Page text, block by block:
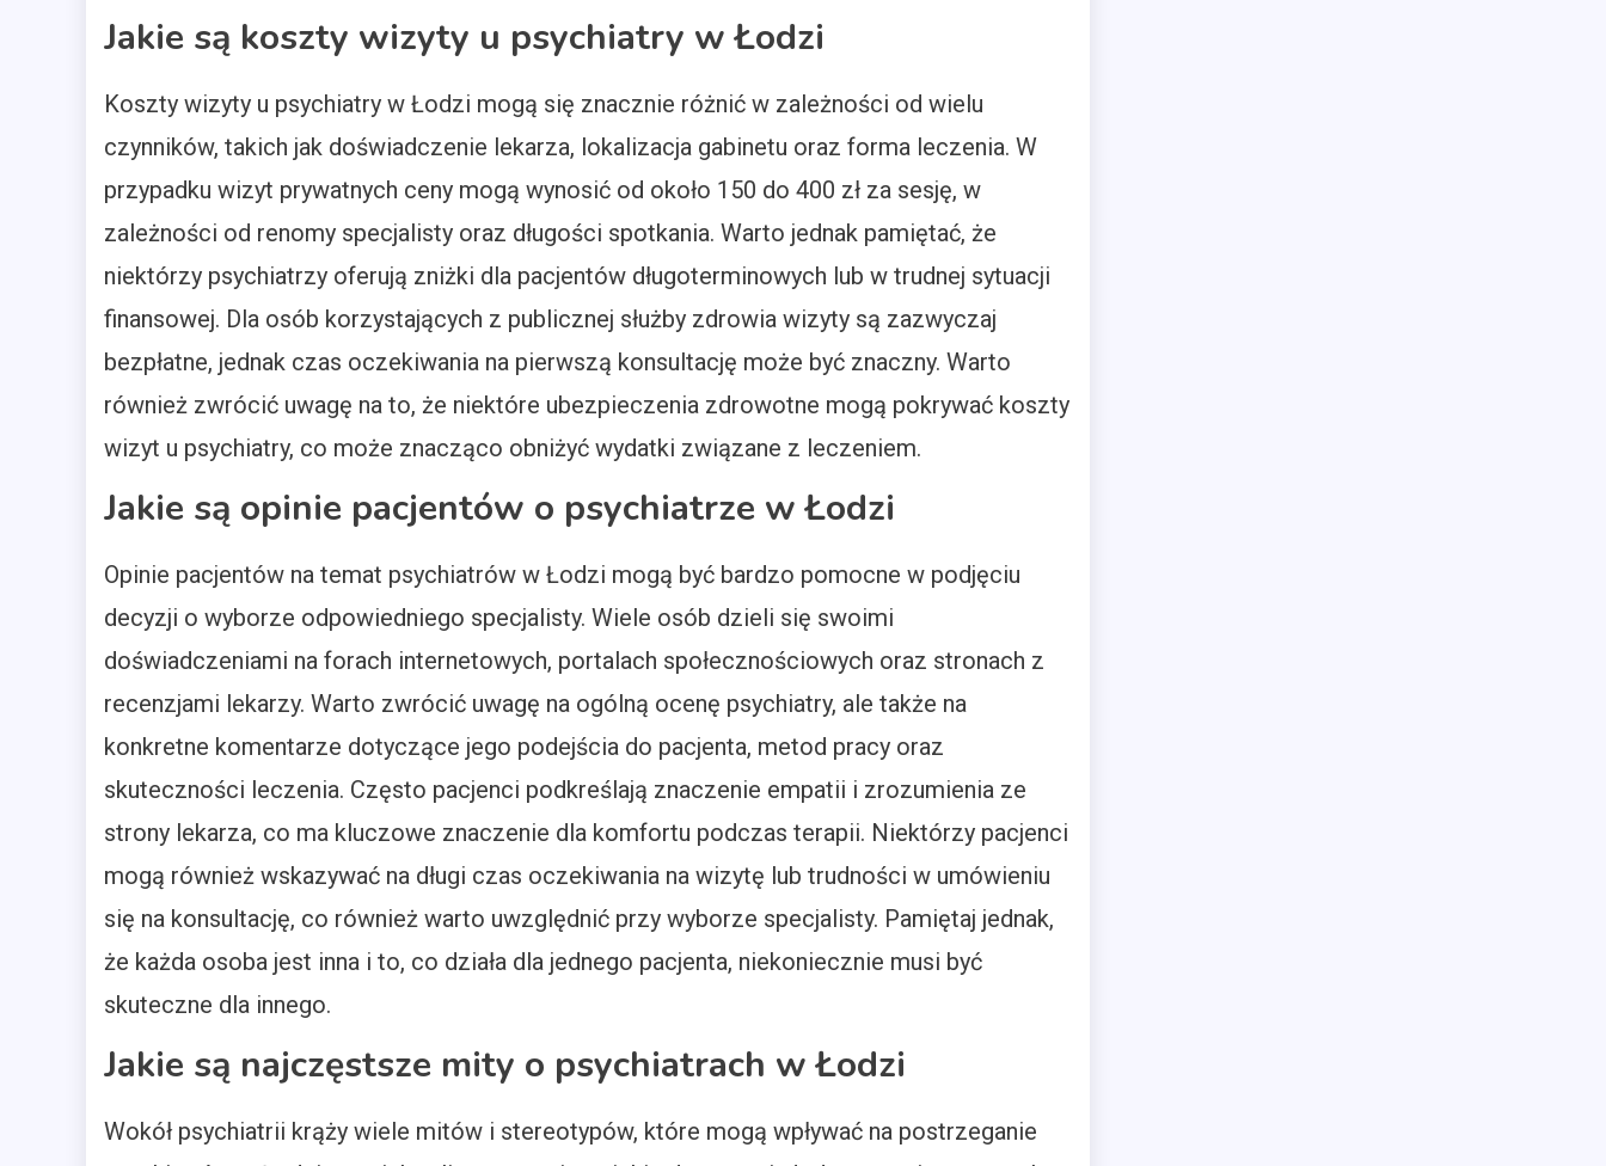
Jakie są koszty wizyty u psychiatry w Łodzi
Koszty wizyty u psychiatry w Łodzi mogą się znacznie różnić w zależności od wielu
czynników, takich jak doświadczenie lekarza, lokalizacja gabinetu oraz forma leczenia. W
przypadku wizyt prywatnych ceny mogą wynosić od około 150 do 400 zł za sesję, w
zależności od renomy specjalisty oraz długości spotkania. Warto jednak pamiętać, że
niektórzy psychiatrzy oferują zniżki dla pacjentów długoterminowych lub w trudnej sytuacji
finansowej. Dla osób korzystających z publicznej służby zdrowia wizyty są zazwyczaj
bezpłatne, jednak czas oczekiwania na pierwszą konsultację może być znaczny. Warto
również zwrócić uwagę na to, że niektóre ubezpieczenia zdrowotne mogą pokrywać koszty
wizyt u psychiatry, co może znacząco obniżyć wydatki związane z leczeniem.
Jakie są opinie pacjentów o psychiatrze w Łodzi
Opinie pacjentów na temat psychiatrów w Łodzi mogą być bardzo pomocne w podjęciu
decyzji o wyborze odpowiedniego specjalisty. Wiele osób dzieli się swoimi
doświadczeniami na forach internetowych, portalach społecznościowych oraz stronach z
recenzjami lekarzy. Warto zwrócić uwagę na ogólną ocenę psychiatry, ale także na
konkretne komentarze dotyczące jego podejścia do pacjenta, metod pracy oraz
skuteczności leczenia. Często pacjenci podkreślają znaczenie empatii i zrozumienia ze
strony lekarza, co ma kluczowe znaczenie dla komfortu podczas terapii. Niektórzy pacjenci
mogą również wskazywać na długi czas oczekiwania na wizytę lub trudności w umówieniu
się na konsultację, co również warto uwzględnić przy wyborze specjalisty. Pamiętaj jednak,
że każda osoba jest inna i to, co działa dla jednego pacjenta, niekoniecznie musi być
skuteczne dla innego.
Jakie są najczęstsze mity o psychiatrach w Łodzi
Wokół psychiatrii krąży wiele mitów i stereotypów, które mogą wpływać na postrzeganie